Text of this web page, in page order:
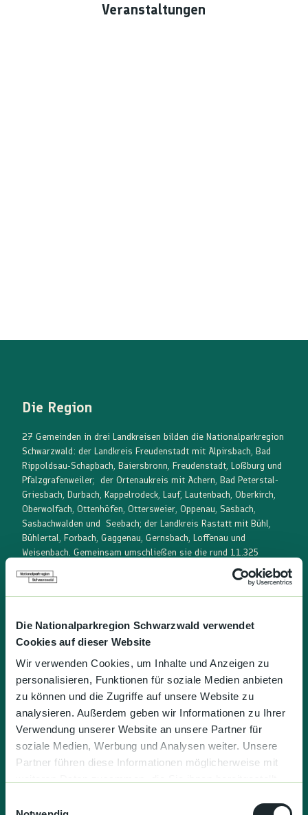
Die Nationalparkregion Schwarzwald verwendet
Cookies auf dieser Website
Wir verwenden Cookies, um Inhalte und Anzeigen zu
personalisieren, Funktionen für soziale Medien anbieten
zu können und die Zugriffe auf unsere Website zu
analysieren. Außerdem geben wir Informationen zu Ihrer
Verwendung unserer Website an unsere Partner für
soziale Medien, Werbung und Analysen weiter. Unsere
Partner führen diese Informationen möglicherweise mit
gesammelt haben.
Veranstaltungen
Die Region
27 Gemeinden in drei Landkreisen bilden die Nationalparkregion
Schwarzwald: der Landkreis Freudenstadt mit Alpirsbach, Bad
Rippoldsau-Schapbach, Baiersbronn, Freudenstadt, Loßburg und
Pfalzgrafenweiler; der Ortenaukreis mit Achern, Bad Peterstal-
Griesbach, Durbach, Kappelrodeck, Lauf, Lautenbach, Oberkirch,
Oberwolfach, Ottenhöfen, Ottersweier, Oppenau, Sasbach,
Sasbachwalden und Seebach; der Landkreis Rastatt mit Bühl,
Bühlertal, Forbach, Gaggenau, Gernsbach, Loffenau und
Weisenbach. Gemeinsam umschließen sie die rund 11.325
Nationalparks Schwarzwald.
nach außen sichtbar, was das Handeln der Region seit jeher
bestimmt und eine wichtige Grundlage der Zusammenarbeit
darstellt.
mehr zur Region